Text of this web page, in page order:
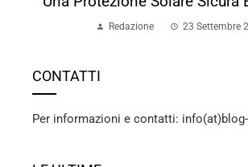
Redazione 23 Settembre
CONTATTI
Per informazioni e contatti: